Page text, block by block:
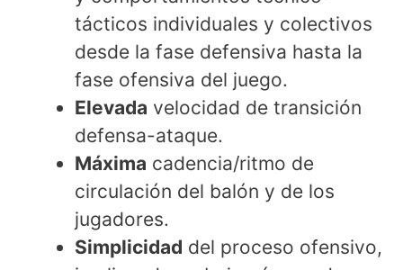
tácticos individuales y colectivos
desde la fase defensiva hasta la
fase ofensiva del juego.
Elevada velocidad de transición
defensa-ataque.
Máxima cadencia/ritmo de
circulación del balón y de los
jugadores.
Simplicidad del proceso ofensivo,